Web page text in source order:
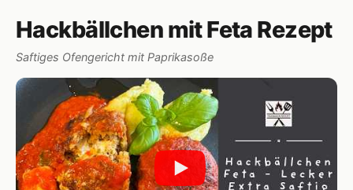
Hackbällchen mit Feta Rezept
Saftiges Ofengericht mit Paprikasoße